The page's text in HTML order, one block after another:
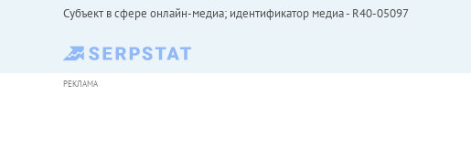
Субъект в сфере онлайн-медиа; идентификатор медиа - R40-05097
РЕКЛАМА